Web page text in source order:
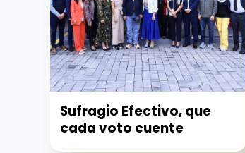
Sufragio Efectivo, que
cada voto cuente